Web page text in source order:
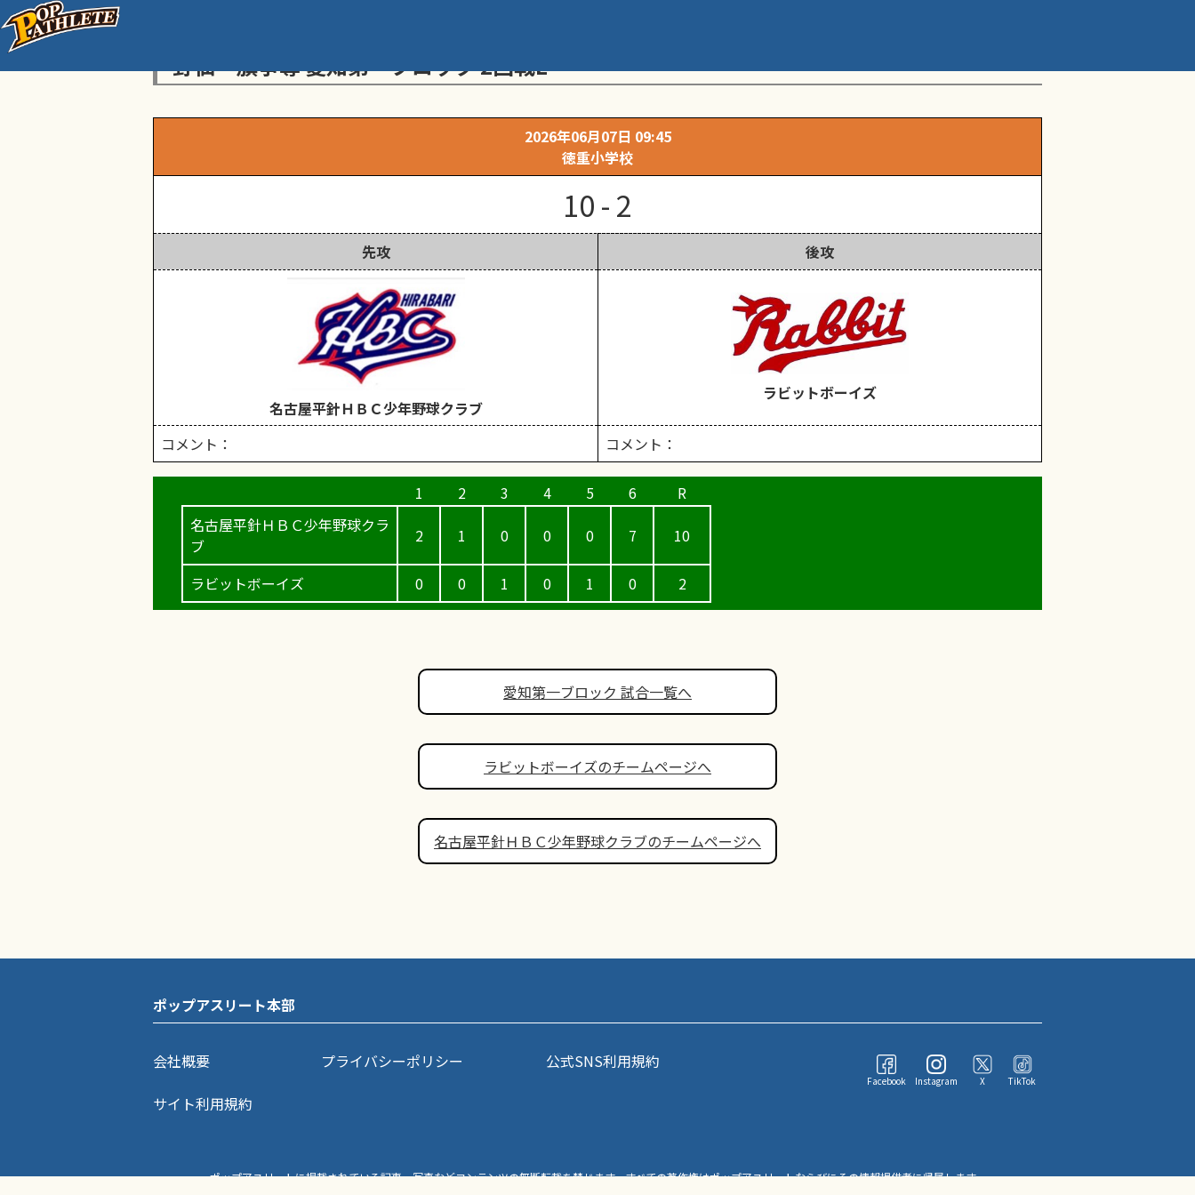
野仙一旗争奪 愛知第一ブロック 2回戦E
2026年06月07日 09:45
徳重小学校
10 - 2
先攻 後攻
名古屋平針ＨＢＣ少年野球クラブ
ラビットボーイズ
コメント： コメント：
名古屋平針ＨＢＣ少年野球クラ
ブ
ラビットボーイズ
2
0
1
0
0
1
0
0
0
1
7
0
10
2
愛知第一ブロック 試合一覧へ
ラビットボーイズのチームページへ
名古屋平針ＨＢＣ少年野球クラブのチームページへ
ポップアスリート本部
会社概要 プライバシーポリシー
公式SNS利用規約
サイト利用規約
Facebook Instagram X TikTok
ポップアスリートに掲載されている記事・写真などコンテンツの無断転載を禁じます。すべての著作権はポップアスリートならびにその情報提供者に帰属します。